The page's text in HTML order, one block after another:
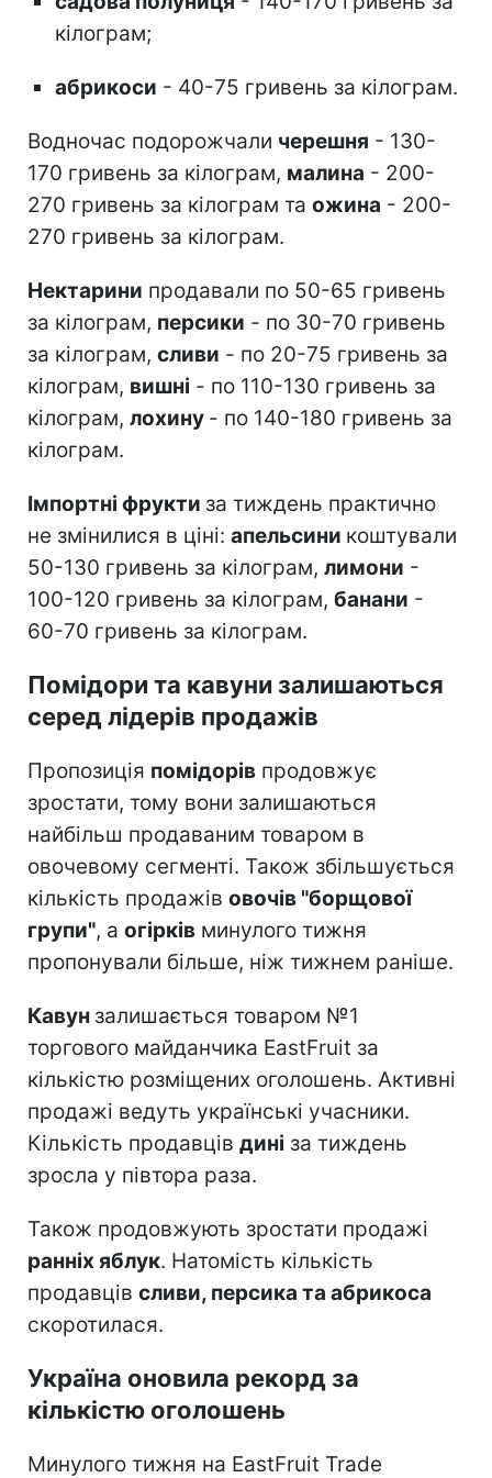
кілограм;
абрикоси - 40-75 гривень за кілограм.
Водночас подорожчали черешня - 130-
170 гривень за кілограм, малина - 200-
270 гривень за кілограм та ожина - 200-
270 гривень за кілограм.
Нектарини продавали по 50-65 гривень
за кілограм, персики - по 30-70 гривень
за кілограм, сливи - по 20-75 гривень за
кілограм, вишні - по 110-130 гривень за
кілограм, лохину - по 140-180 гривень за
кілограм.
Імпортні фрукти за тиждень практично
не змінилися в ціні: апельсини коштували
50-130 гривень за кілограм, лимони -
100-120 гривень за кілограм, банани -
60-70 гривень за кілограм.
Помідори та кавуни залишаються
серед лідерів продажів
Пропозиція помідорів продовжує
зростати, тому вони залишаються
найбільш продаваним товаром в
овочевому сегменті. Також збільшується
кількість продажів овочів "борщової
групи", а огірків минулого тижня
пропонували більше, ніж тижнем раніше.
Кавун залишається товаром №1
торгового майданчика EastFruit за
кількістю розміщених оголошень. Активні
продажі ведуть українські учасники.
Кількість продавців дині за тиждень
зросла у півтора раза.
Також продовжують зростати продажі
ранніх яблук. Натомість кількість
продавців сливи, персика та абрикоса
скоротилася.
Україна оновила рекорд за
кількістю оголошень
Минулого тижня на EastFruit Trade